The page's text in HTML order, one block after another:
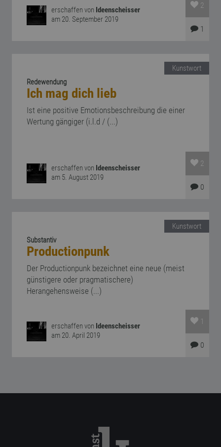
erschaffen von Ideenscheisser
am 20. September 2019
2
1
Kunstwort
Redewendung
Ich mag dich lieb
Ist eine positive Emotionsbeschreibung die einer
Wertung gängiger (i.l.d / (...)
erschaffen von Ideenscheisser
am 5. August 2019
2
0
Kunstwort
Substantiv
Productionpunk
Der Productionpunk bezeichnet eine neue (meist
günstigere oder pragmatischere)
Herangehensweise (...)
erschaffen von Ideenscheisser
am 20. April 2019
1
0